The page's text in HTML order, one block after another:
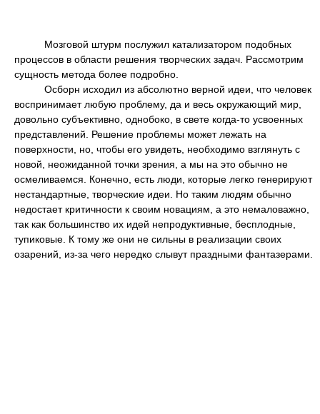
Мозговой штурм послужил катализатором подобных
процессов в области решения творческих задач. Рассмотрим
сущность метода более подробно.
Осборн исходил из абсолютно верной идеи, что человек
воспринимает любую проблему, да и весь окружающий мир,
довольно субъективно, однобоко, в свете когда-то усвоенных
представлений. Решение проблемы может лежать на
поверхности, но, чтобы его увидеть, необходимо взглянуть с
новой, неожиданной точки зрения, а мы на это обычно не
осмеливаемся. Конечно, есть люди, которые легко генерируют
нестандартные, творческие идеи. Но таким людям обычно
недостает критичности к своим новациям, а это немаловажно,
так как большинство их идей непродуктивные, бесплодные,
тупиковые. К тому же они не сильны в реализации своих
озарений, из-за чего нередко слывут праздными фантазерами.